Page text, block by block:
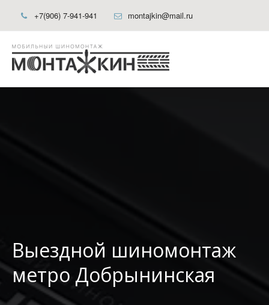
+7(906) 7-941-941 montajkin@mail.ru
Выездной шиномонтаж
метро Добрынинская